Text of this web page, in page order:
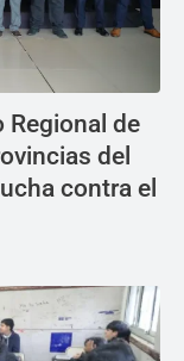
Regional de
del
contra el